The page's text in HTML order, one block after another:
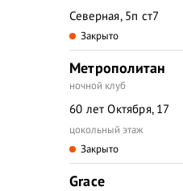
Северная, 5п ст7
Закрыто
Метрополитан
ночной клуб
60 лет Октября, 17
цокольный этаж
Закрыто
Grace